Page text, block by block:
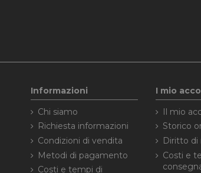
Informazioni
Chi siamo
Richiesta informazioni
Condizioni di vendita
Metodi di pagamento
Costi e tempi di
I mio
Il mio
Storico
Diritto di
Costi e